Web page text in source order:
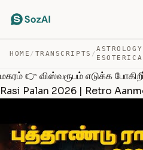
HOME / TRANSCRIPTS /
ESOTERICA
மகரம் 👉 விஸ்வரூபம் எடுக்க
Rasi Palan 2026 | Retro